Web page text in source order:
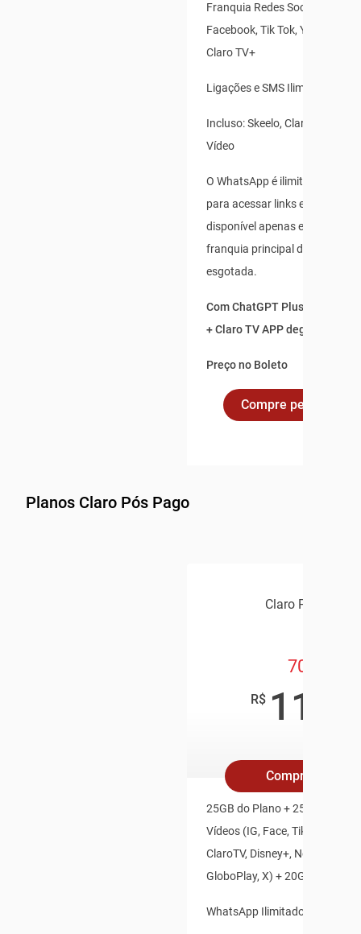
Franquia Redes Sociais:
Facebook, Tik Tok, Youtube,
Claro TV+
Ligações e SMS Ilimitados
Incluso: Skeelo, Claro Banca e
Vídeo
O WhatsApp é ilimitado para
para acessar links externos, e
disponível apenas enquanto
franquia principal de dados
esgotada.
Com ChatGPT Plus incluso
+ Claro TV APP degustação
Preço no Boleto
Compre pelo
Planos Claro Pós Pago
Claro Pós Pago
70GB
R$ 119
Compre Online
25GB do Plano + 25GB Redes
Vídeos (IG, Face, TikTok,
ClaroTV, Disney+, Netflix,
GloboPlay, X) + 20GB Bônus
WhatsApp Ilimitado